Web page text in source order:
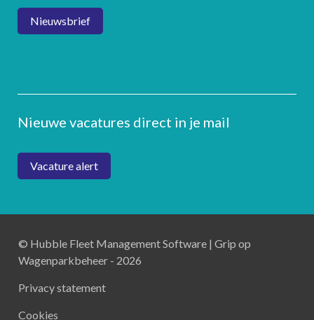
Nieuwsbrief
Nieuwe vacatures direct in je mail
Vacature alert
© Hubble Fleet Management Software | Grip op
Wagenparkbeheer - 2026
Privacy statement
Cookies